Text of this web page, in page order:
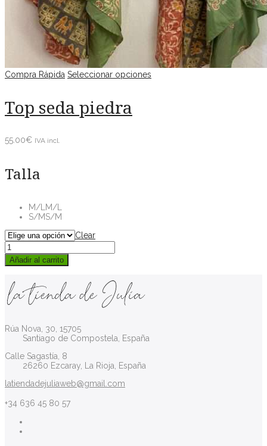
Compra Rápida Seleccionar opciones
Top seda piedra
55.00€ IVA incl.
Talla
M/L
M/L
S/MS/M
Clear
Añadir al carrito
Rúa Nova, 30, 15705
Santiago de Compostela, España
Calle Sagastía, 8
26260 Ezcaray, La Rioja, España
latiendadejuliaweb@gmail.com
+34 636 45 80 57